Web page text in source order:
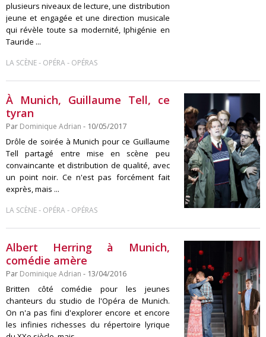
plusieurs niveaux de lecture, une distribution
jeune et engagée et une direction musicale
qui révèle toute sa modernité, Iphigénie en
Tauride ...
LA SCÈNE- OPÉRA- OPÉRAS
À Munich, Guillaume Tell, ce
tyran
Par Dominique Adrian - 10/05/2017
Drôle de soirée à Munich pour ce Guillaume
Tell partagé entre mise en scène peu
convaincante et distribution de qualité, avec
un point noir. Ce n'est pas forcément fait
exprès, mais ...
LA SCÈNE- OPÉRA- OPÉRAS
Albert Herring à Munich,
comédie amère
Par Dominique Adrian - 13/04/2016
Britten côté comédie pour les jeunes
chanteurs du studio de l'Opéra de Munich.
On n'a pas fini d'explorer encore et encore
les infinies richesses du répertoire lyrique